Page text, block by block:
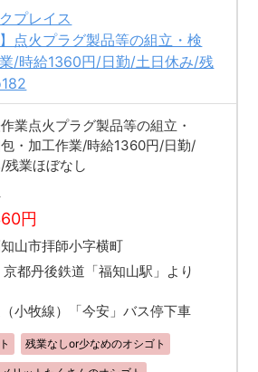
プレイス
点火プラグ製品等の組立・検
/時給1360円/日勤/土日休み/残
業点火プラグ製品等の組立・
・加工作業/時給1360円/日勤/
残業ほぼなし
円
山市拝師小字横町
都丹後鉄道「福知山駅」より
小牧線）「今安」バス停下車
残業なしor少なめのオシゴト